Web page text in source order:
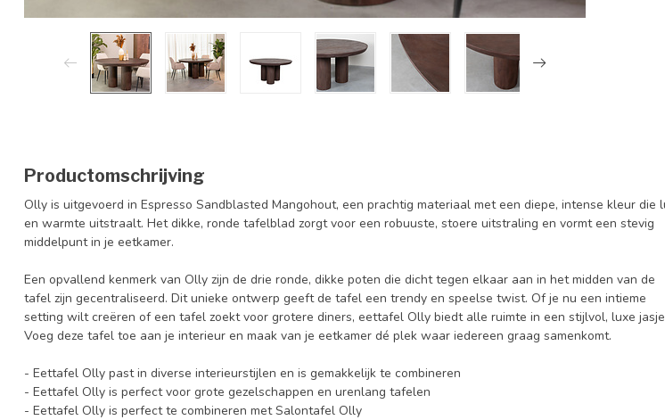
Productomschrijving
Olly is uitgevoerd in Espresso Sandblasted Mangohout, een prachtig materiaal met een diepe, intense kleur die
en warmte uitstraalt. Het dikke, ronde tafelblad zorgt voor een robuuste, stoere uitstraling en vormt een stevig
middelpunt in je eetkamer.
Een opvallend kenmerk van Olly zijn de drie ronde, dikke poten die dicht tegen elkaar aan in het midden van de
tafel zijn gecentraliseerd. Dit unieke ontwerp geeft de tafel een trendy en speelse twist. Of je nu een intieme
setting wilt creëren of een tafel zoekt voor grotere diners, eettafel Olly biedt alle ruimte in een stijlvol, luxe
Voeg deze tafel toe aan je interieur en maak van je eetkamer dé plek waar iedereen graag samenkomt.
- Eettafel Olly past in diverse interieurstijlen en is gemakkelijk te combineren
- Eettafel Olly is perfect voor grote gezelschappen en urenlang tafelen
- Eettafel Olly is perfect te combineren met Salontafel Olly